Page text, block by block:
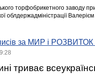
торфобрикетного заводу
облдержадміністрації
за МИР і РОЗВИТОК
триває